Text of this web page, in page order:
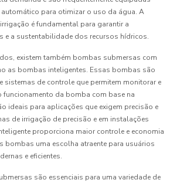
para otimizar o uso da água. A
é fundamental para garantir a
e a sustentabilidade dos recursos hídricos.
existem também bombas submersas com
as bombas inteligentes. Essas bombas são
sistemas de controle que permitem monitorar e
funcionamento da bomba com base na
ideais para aplicações que exigem precisão e
de irrigação de precisão e em instalações
proporciona maior controle e economia
bombas uma escolha atraente para usuários
e eficientes.
são essenciais para uma variedade de